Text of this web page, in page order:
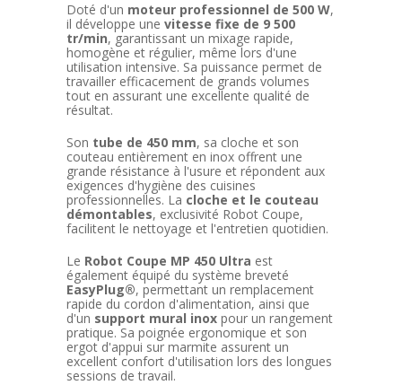
Doté d'un moteur professionnel de 500 W,
il développe une vitesse fixe de 9 500
tr/min, garantissant un mixage rapide,
homogène et régulier, même lors d'une
utilisation intensive. Sa puissance permet de
travailler efficacement de grands volumes
tout en assurant une excellente qualité de
résultat.
Son tube de 450 mm, sa cloche et son
couteau entièrement en inox offrent une
grande résistance à l'usure et répondent aux
exigences d'hygiène des cuisines
professionnelles. La cloche et le couteau
démontables, exclusivité Robot Coupe,
facilitent le nettoyage et l'entretien quotidien.
Le Robot Coupe MP 450 Ultra est
également équipé du système breveté
EasyPlug®, permettant un remplacement
rapide du cordon d'alimentation, ainsi que
d'un support mural inox pour un rangement
pratique. Sa poignée ergonomique et son
ergot d'appui sur marmite assurent un
excellent confort d'utilisation lors des longues
sessions de travail.